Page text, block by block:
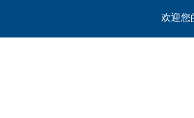
欢迎您